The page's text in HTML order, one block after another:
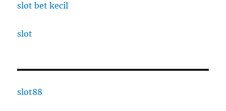
slot bet kecil
slot
slot88